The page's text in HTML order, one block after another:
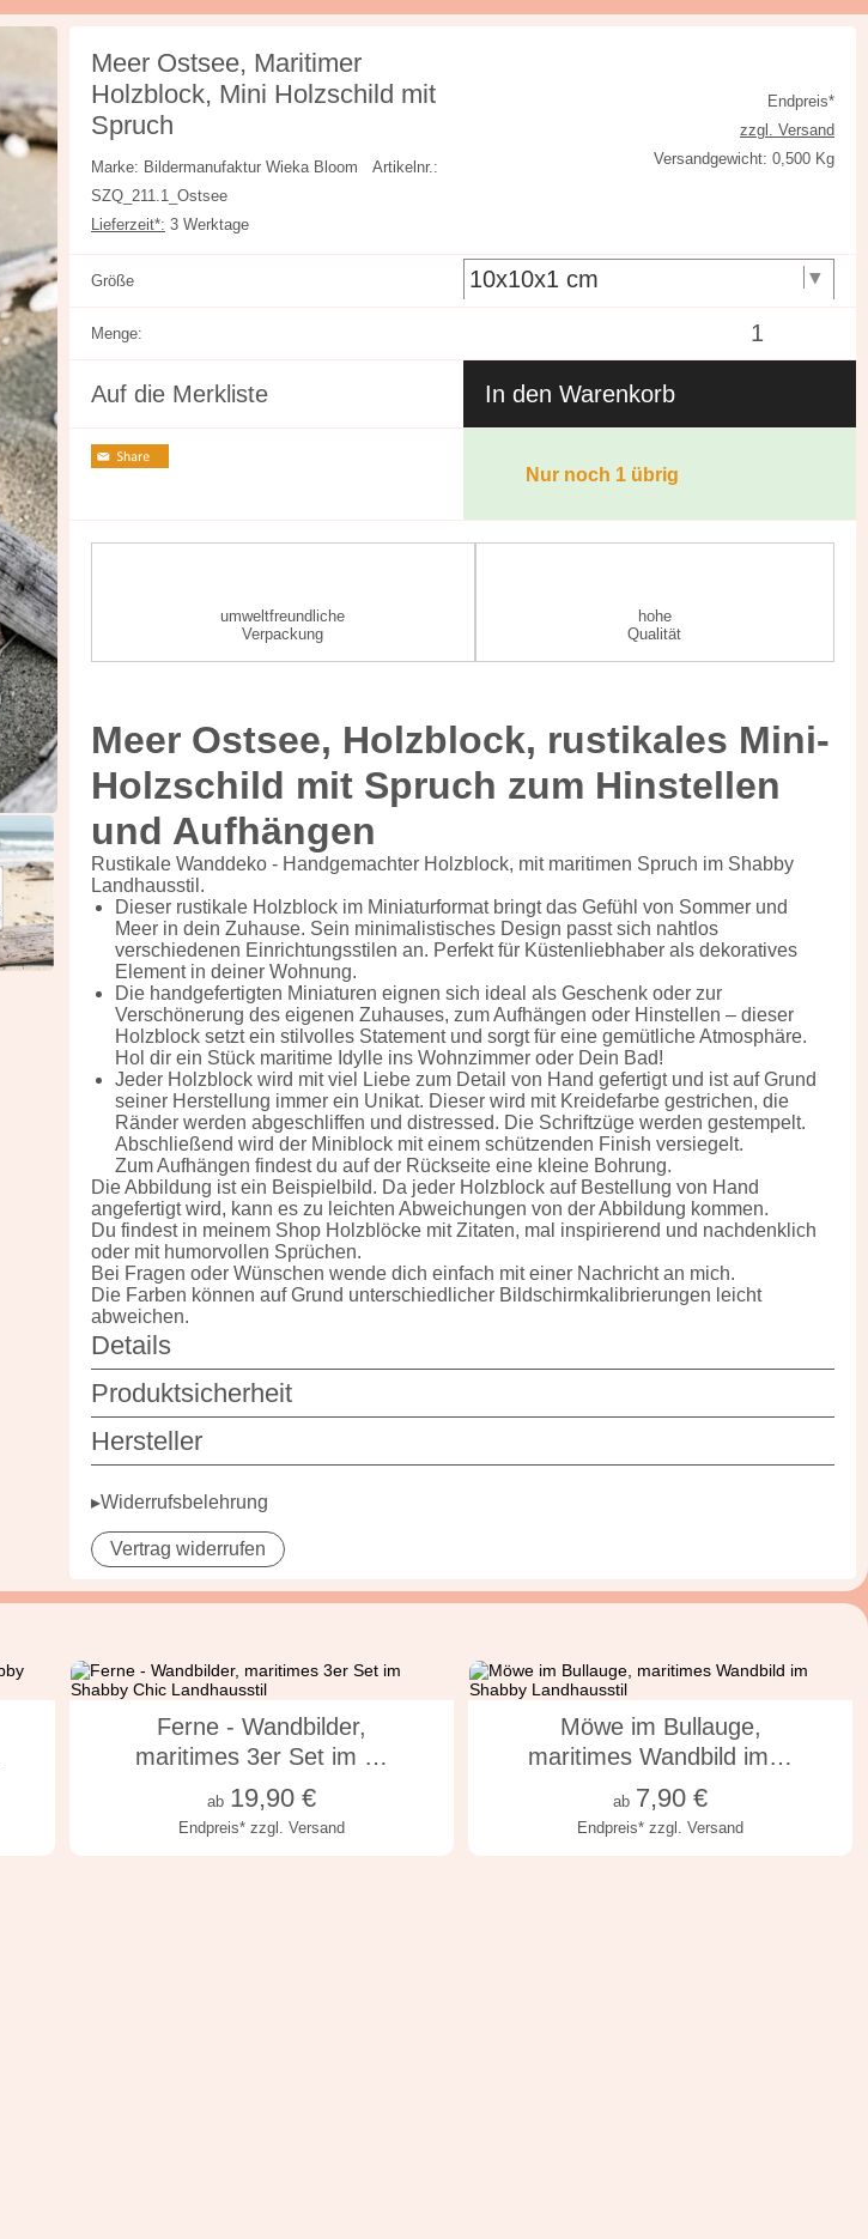
Meer Ostsee, Maritimer
Holzblock, Mini Holzschild mit
Spruch
Marke: Bildermanufaktur Wieka Bloom Artikelnr.:
SZQ_211.1_Ostsee
Lieferzeit*: 3 Werktage
Endpreis*
zzgl. Versand
Versandgewicht: 0,500 Kg
Größe
Menge:
Auf die Merkliste In den Warenkorb
Nur noch 1 übrig
umweltfreundliche
Verpackung
hohe
Qualität
Meer Ostsee, Holzblock, rustikales Mini-
Holzschild mit Spruch zum Hinstellen
und Aufhängen
Rustikale Wanddeko - Handgemachter Holzblock, mit maritimen Spruch im Shabby
Landhausstil.
Dieser rustikale Holzblock im Miniaturformat bringt das Gefühl von Sommer und
Meer in dein Zuhause. Sein minimalistisches Design passt sich nahtlos
verschiedenen Einrichtungsstilen an. Perfekt für Küstenliebhaber als dekoratives
Element in deiner Wohnung.
Die handgefertigten Miniaturen eignen sich ideal als Geschenk oder zur
Verschönerung des eigenen Zuhauses, zum Aufhängen oder Hinstellen – dieser
Holzblock setzt ein stilvolles Statement und sorgt für eine gemütliche Atmosphäre.
Hol dir ein Stück maritime Idylle ins Wohnzimmer oder Dein Bad!
Jeder Holzblock wird mit viel Liebe zum Detail von Hand gefertigt und ist auf Grund
seiner Herstellung immer ein Unikat. Dieser wird mit Kreidefarbe gestrichen, die
Ränder werden abgeschliffen und distressed. Die Schriftzüge werden gestempelt.
Abschließend wird der Miniblock mit einem schützenden Finish versiegelt.
Zum Aufhängen findest du auf der Rückseite eine kleine Bohrung.
Die Abbildung ist ein Beispielbild. Da jeder Holzblock auf Bestellung von Hand
angefertigt wird, kann es zu leichten Abweichungen von der Abbildung kommen.
Du findest in meinem Shop Holzblöcke mit Zitaten, mal inspirierend und nachdenklich
oder mit humorvollen Sprüchen.
Bei Fragen oder Wünschen wende dich einfach mit einer Nachricht an mich.
Die Farben können auf Grund unterschiedlicher Bildschirmkalibrierungen leicht
abweichen.
Details
Produktsicherheit
Hersteller
▸Widerrufsbelehrung
Vertrag widerrufen
in vielen Varianten
Ferne - Wandbilder,
maritimes 3er Set im …
Endpreis* zzgl. Versand
ab 19,90 €
in vielen Varianten
Möwe im Bullauge,
maritimes Wandbild im…
Endpreis* zzgl. Versand
ab 7,90 €